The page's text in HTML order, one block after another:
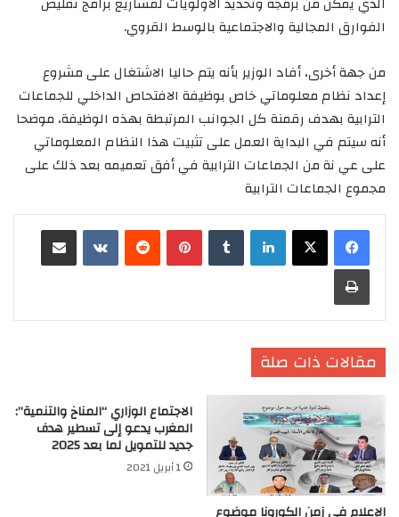
الفوارق المجالية والاجتماعية بالوسط القروي.
من جهة أخرى، أفاد الوزير بأنه يتم حاليا الاشتغال على مشروع
إعداد نظام معلوماتي خاص بوظيفة الافتحاص الداخلي للجماعات
الترابية بهدف رقمنة كل الجوانب المرتبطة بهذه الوظيفة، موضحا
أنه سيتم في البداية العمل على تثبيت هذا النظام المعلوماتي
على عي نة من الجماعات الترابية في أفق تعميمه بعد ذلك على
مجموع الجماعات الترابية
لينكدإن بينتيريست
طباعة
مقالات ذات صلة
الاجتماع الوزاري “المناخ والتنمية”:
المغرب يدعو إلى تسطير هدف
جديد للتمويل لما بعد 2025
1 أبريل 2021